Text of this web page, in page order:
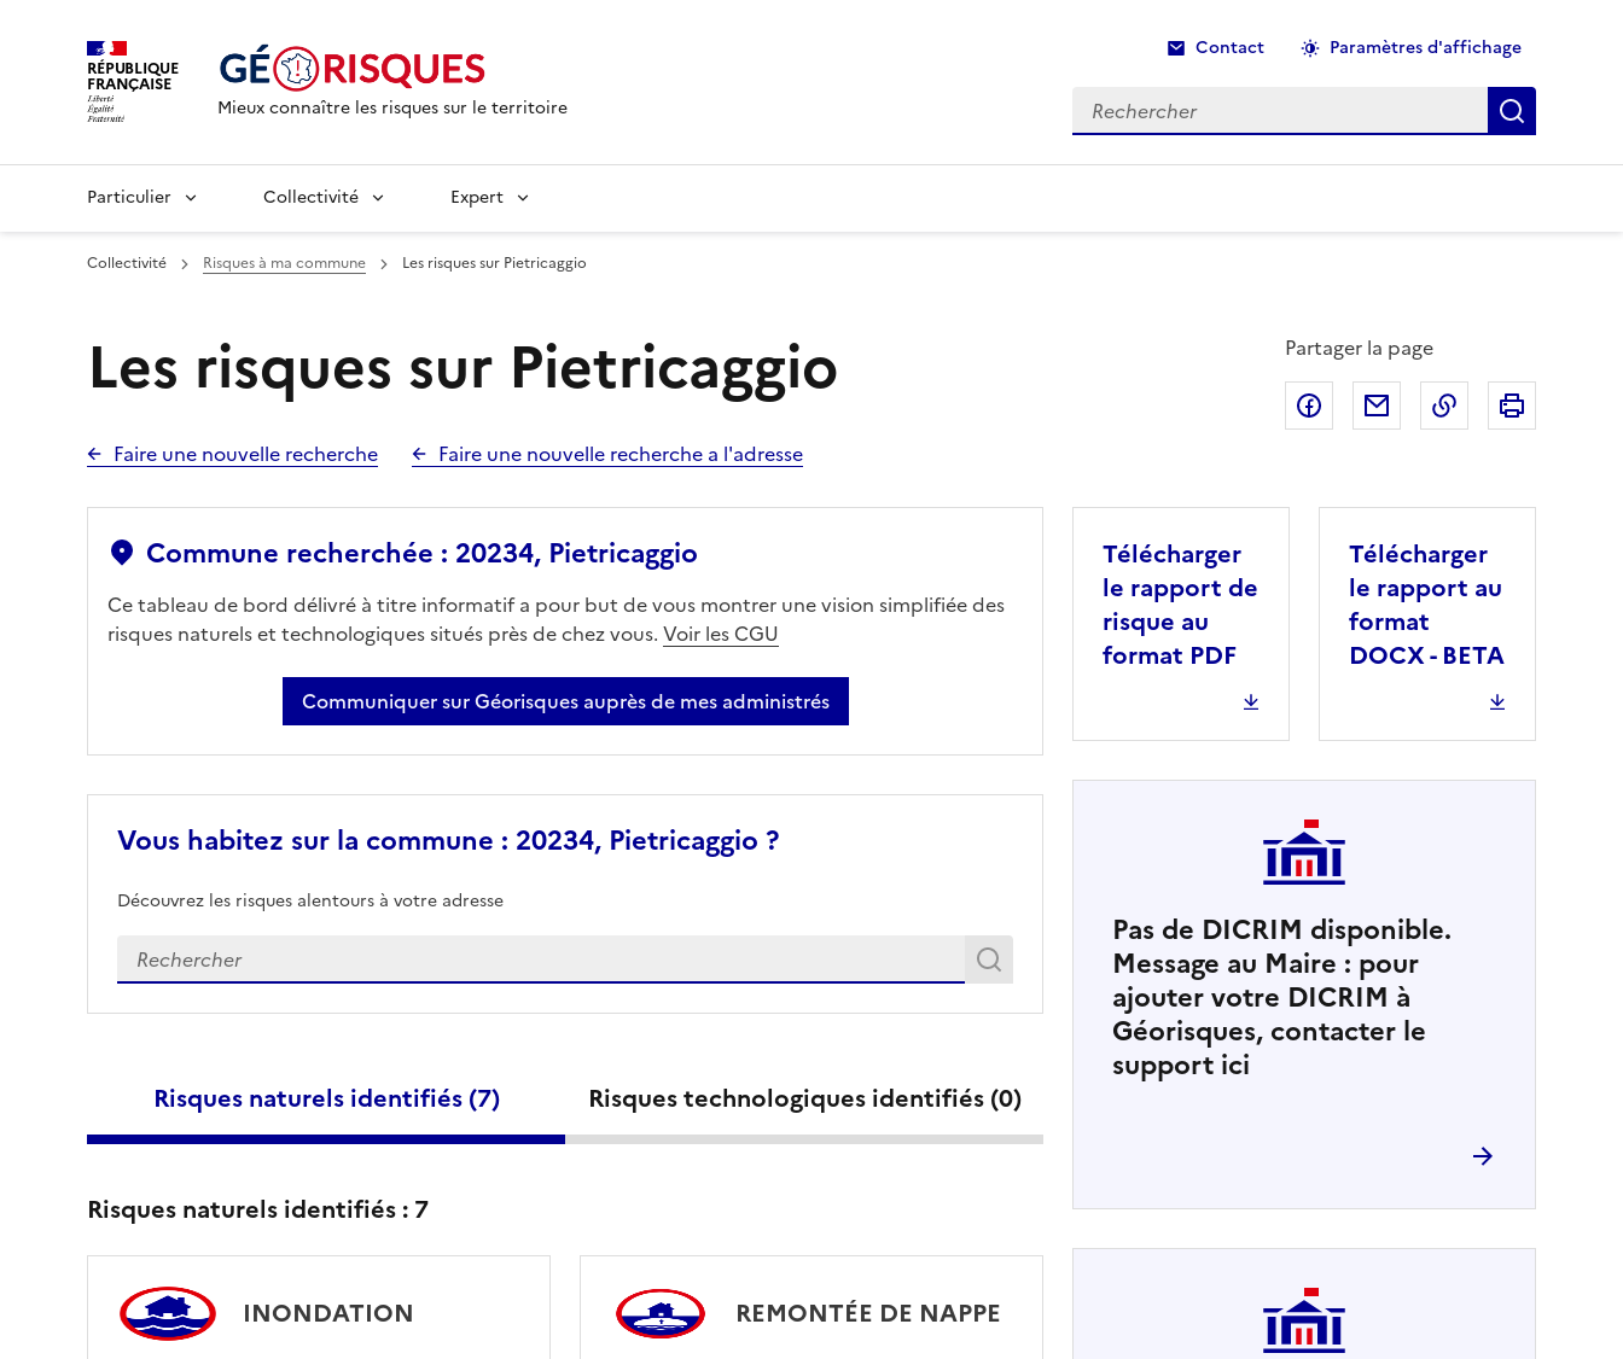
RÉPUBLIQUE
FRANÇAISE
Mieux connaître les risques sur le territoire
Contact Paramètres d'affichage
Rechercher Recherche
Particulier Collectivité Expert
Collectivité Risques à ma commune Les risques sur Pietricaggio
Les risques sur Pietricaggio
Faire une nouvelle recherche Faire une nouvelle recherche a l'adresse
Partager la page
Partager sur Facebook
Partager par email
Copier dans le
Commune recherchée : 20234, Pietricaggio
Ce tableau de bord délivré à titre informatif a pour but de vous montrer une vision simplifiée des
risques naturels et technologiques situés près de chez vous. Voir les CGU
Communiquer sur Géorisques auprès de mes administrés
Vous habitez sur la commune : 20234, Pietricaggio ?
Découvrez les risques alentours à votre adresse
Veuillez renseigner votre adresse exacte Rechercher
Recherche
Risques naturels identifiés (7) Risques technologiques identifiés (0)
Risques naturels identifiés : 7
INONDATION REMONTÉE DE NAPPE
Télécharger
le rapport de
risque au
format PDF
Télécharger
le rapport au
format
DOCX - BETA
Pas de DICRIM disponible.
Message au Maire : pour
ajouter votre DICRIM à
Géorisques, contacter le
support ici